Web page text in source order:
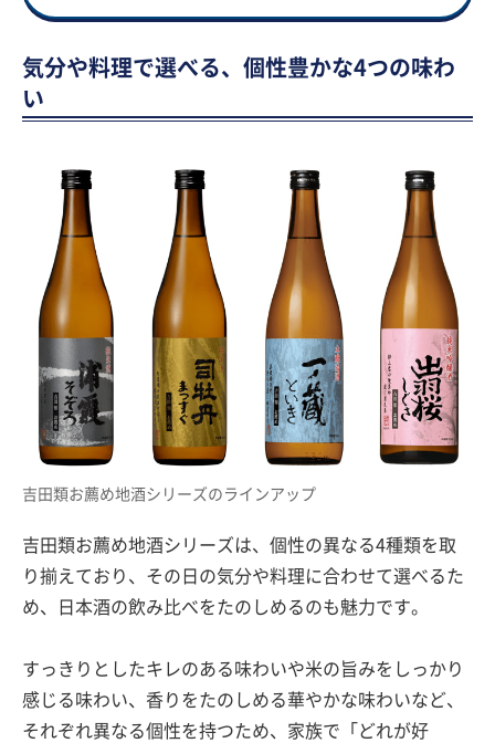
気分や料理で選べる、個性豊かな4つの味わ
い
吉田類お薦め地酒シリーズのラインアップ
吉田類お薦め地酒シリーズは、個性の異なる4種類を取
り揃えており、その日の気分や料理に合わせて選べるた
め、日本酒の飲み比べをたのしめるのも魅力です。
すっきりとしたキレのある味わいや米の旨みをしっかり
感じる味わい、香りをたのしめる華やかな味わいなど、
それぞれ異なる個性を持つため、家族で「どれが好